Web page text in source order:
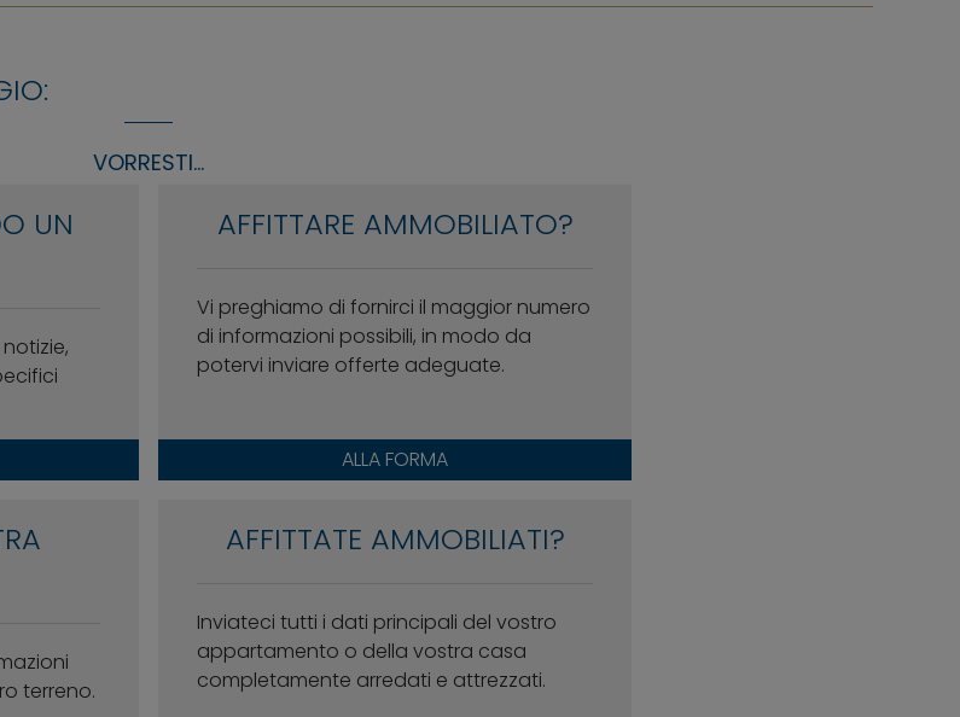
VORRESTI...
UN
AFFITTARE AMMOBILIATO?
Vi preghiamo di fornirci il maggior numero
di informazioni possibili, in modo da
potervi inviare offerte adeguate.
ALLA FORMA
terreno.
AFFITTATE AMMOBILIATI?
Inviateci tutti i dati principali del vostro
appartamento o della vostra casa
completamente arredati e attrezzati.